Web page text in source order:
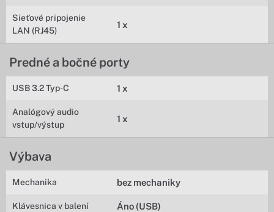
Sieťové pripojenie
LAN (RJ45)
1 x
Predné a bočné porty
USB 3.2 Typ-C 1 x
Analógový audio
vstup/výstup
1 x
Výbava
Mechanika bez mechaniky
Klávesnica v balení Áno (USB)